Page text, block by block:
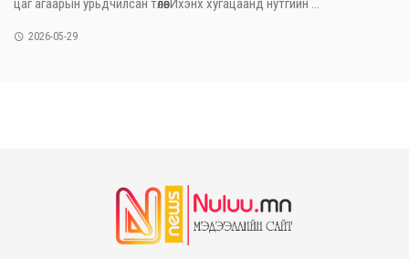
цаг агаарын урьдчилсан төлөвИхэнх хугацаанд нутгийн ...
2026-05-29